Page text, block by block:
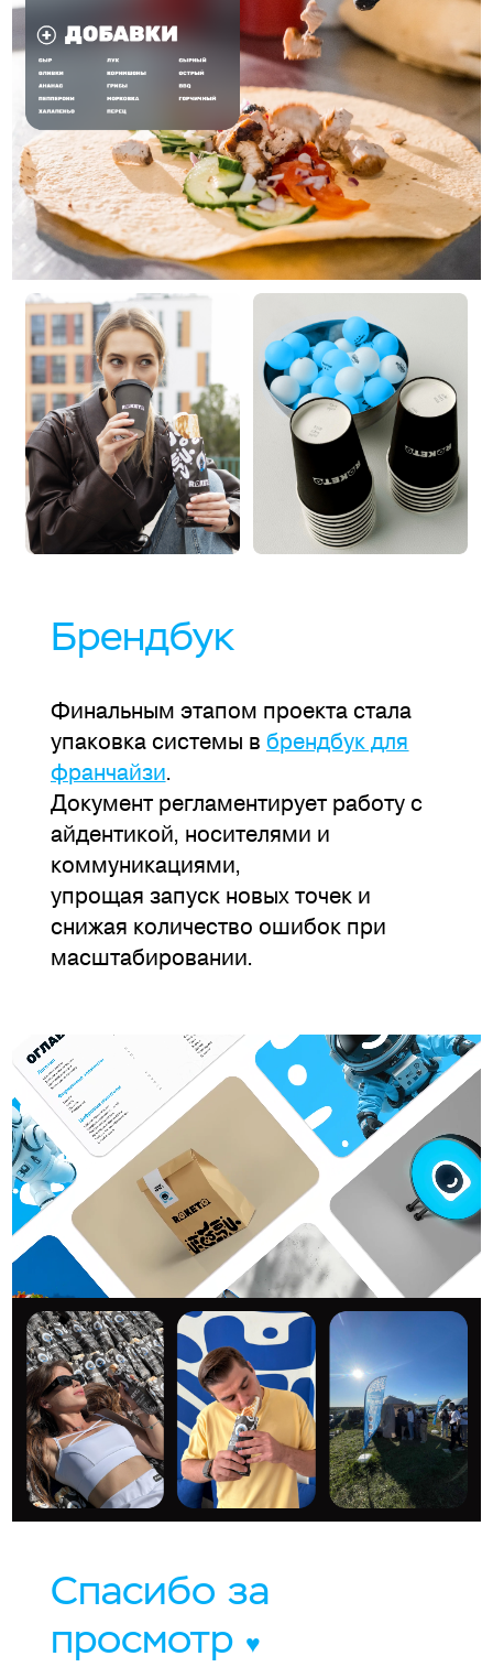
Брендбук
Финальным этапом проекта стала
упаковка системы вбрендбук для
франчайзи.
Документ регламентирует работу с
айдентикой, носителями и
коммуникациями,
упрощая запуск новых точек и
снижая количество ошибок при
масштабировании.
Спасибо за
просмотр ♥